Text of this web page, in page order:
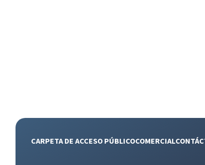
CARPETA DE ACCESO PÚBLICOCOMERCIAL